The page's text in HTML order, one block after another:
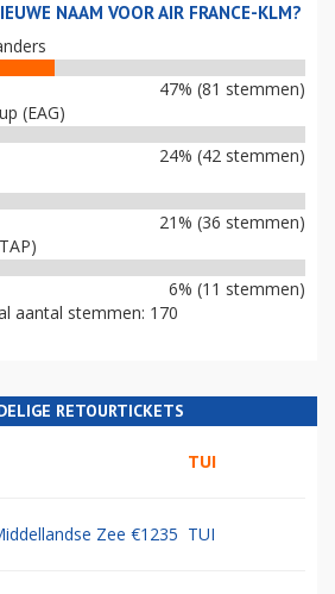
NAAM VOOR AIR FRANCE-KLM?
47% (81 stemmen)
(EAG)
24% (42 stemmen)
21% (36 stemmen)
6% (11 stemmen)
aantal stemmen: 170
RETOURTICKETS
TUI
Zee €1235 TUI